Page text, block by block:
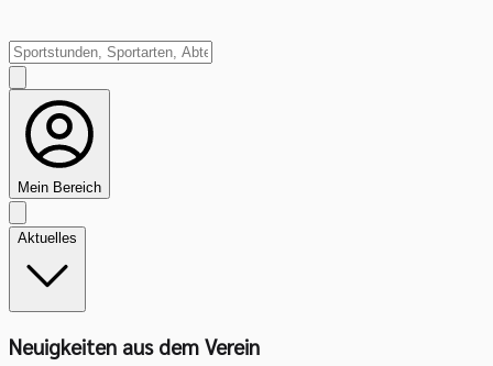
Mein Bereich
Aktuelles
Neuigkeiten aus dem Verein